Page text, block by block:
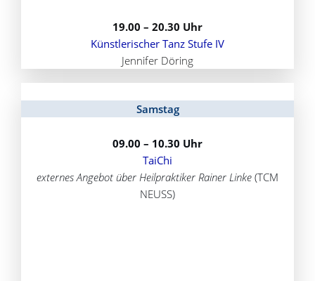
19.00 – 20.30 Uhr
Künstlerischer Tanz Stufe IV
Jennifer Döring
Samstag
09.00 – 10.30 Uhr
TaiChi
externes Angebot über Heilpraktiker Rainer Linke (TCM
NEUSS)